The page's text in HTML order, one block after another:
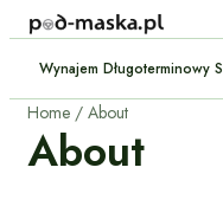
Jak Sprawdzić Historię
Home About
About